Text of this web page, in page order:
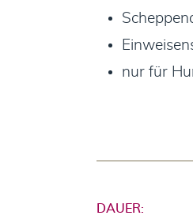
nur für
DAUER: